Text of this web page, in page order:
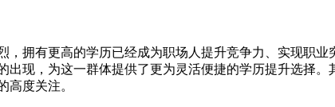
，拥有更高的学历已经成为职场人提升竞争力、实现职
出现，为这一群体提供了更为灵活便捷的学历提升选择
高度关注。